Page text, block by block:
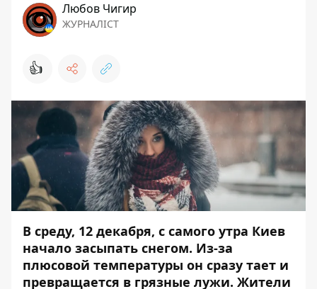
Любов Чигир
ЖУРНАЛІСТ
👍
В среду, 12 декабря, с самого утра Киев
начало засыпать снегом. Из-за
плюсовой температуры он сразу тает и
превращается в грязные лужи. Жители